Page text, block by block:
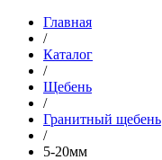
Главная
/
Каталог
/
Щебень
/
Гранитный щебень
/
5-20мм